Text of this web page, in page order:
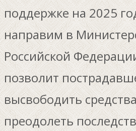
поддержке на 2025
направим в
Российской
позволит
высвободить
преодолеть